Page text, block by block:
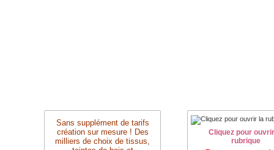
Sans supplément de tarifs
création sur mesure ! Des
milliers de choix de tissus,
Cliquez pour
rubrique